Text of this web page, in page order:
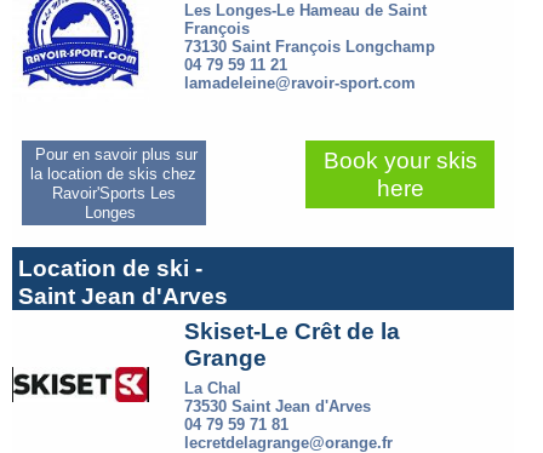
Les Longes-Le Hameau de Saint
François
73130 Saint François Longchamp
04 79 59 11 21
lamadeleine@ravoir-sport.com
Pour en savoir plus sur
la location de skis chez
Ravoir'Sports Les
Longes
Book your skis
here
Location de ski -
Saint Jean d'Arves
Skiset-Le Crêt de la
Grange
La Chal
73530 Saint Jean d'Arves
04 79 59 71 81
lecretdelagrange@orange.fr